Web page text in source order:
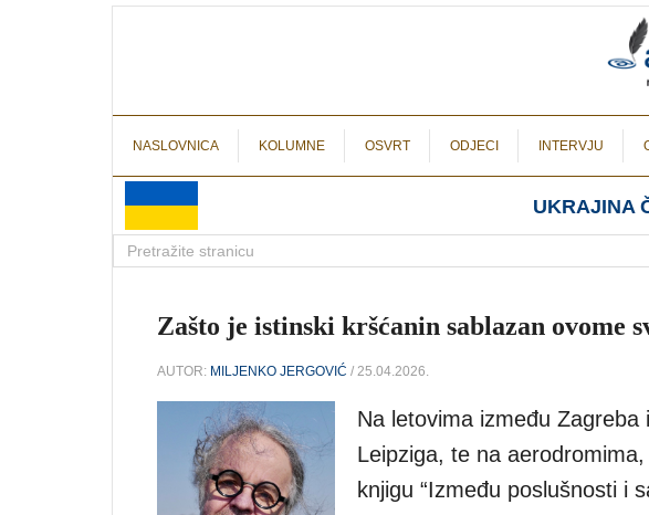
NASLOVNICA KOLUMNE OSVRT ODJECI INTERVJU
UKRAJINA
Zašto je istinski kršćanin sablazan ovome
AUTOR: MILJENKO JERGOVIĆ / 25.04.2026.
Na letovima između
Leipziga, te na
knjigu “Između poslušnosti i